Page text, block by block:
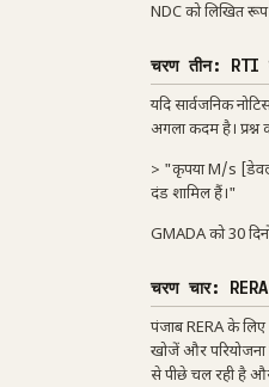
NDC को लिखित रूप
चरण तीन: RTI
यदि सार्वजनिक
अगला कदम है।
> "कृपया M/s
दंड शामिल हैं।"
GMADA को 30
चरण चार:
पंजाब RERA के
खोजें और परियोजना
से पीछे चल रही है